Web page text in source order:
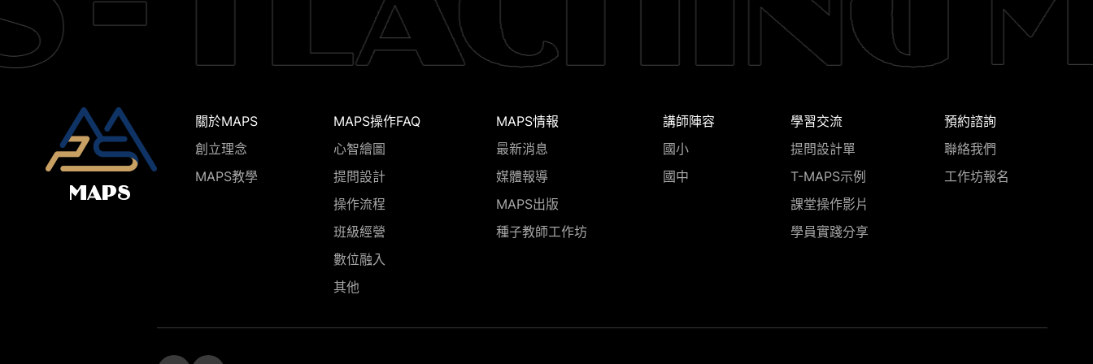
關於MAPS
創立理念
MAPS教學
MAPS操作FAQ
心智繪圖
提問設計
操作流程
班級經營
數位融入
其他
MAPS情報
最新消息
媒體報導
MAPS出版
種子教師工作坊
講師陣容
國小
國中
學習交流
提問設計單
T-MAPS示例
課堂操作影片
學員實踐分享
預約諮詢
聯絡我們
工作坊報名